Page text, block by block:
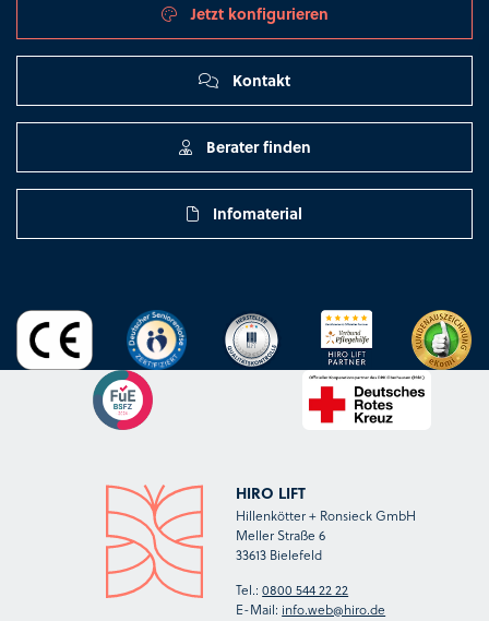
Jetzt konfigurieren
Kontakt
Berater finden
Infomaterial
HIRO LIFT
Hillenkötter + Ronsieck GmbH
Meller Straße 6
33613 Bielefeld
Tel.:0800 544 22 22
E-Mail: info.web@hiro.de